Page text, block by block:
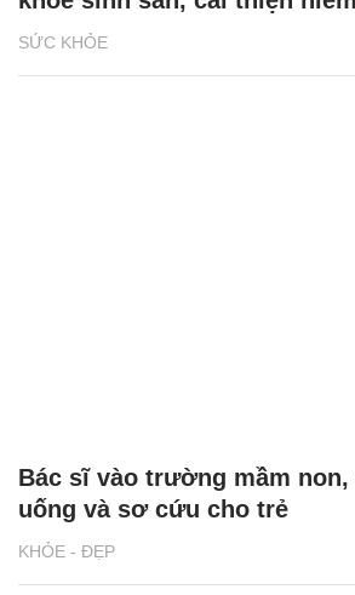
SỨC KHỎE
KHỎE - ĐẸP
Bác sĩ vào trường mầm non,
uống và sơ cứu cho trẻ